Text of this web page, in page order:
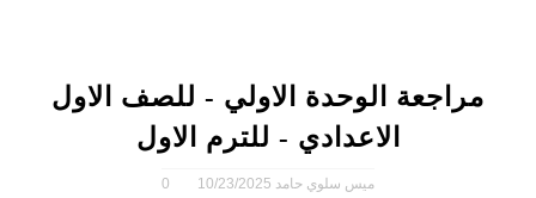
مراجعة الوحدة الاولي - للصف الاول
الاعدادي - للترم الاول
ميس سلوي حامد 10/23/2025
0